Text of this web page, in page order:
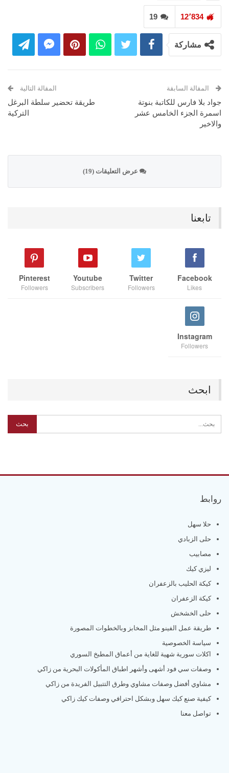
19 12٬834
مشاركة
المقالة السابقة
جواد بلا فارس للكاتبة بنوتة
اسمرة الجزء الخامس عشر
والاخير
المقالة التالية
طريقة تحضير سلطة البرغل
التركية
عرض التعليقات (19)
تابعنا
Facebook
Likes
Twitter
Followers
Youtube
Subscribers
Pinterest
Followers
Instagram
Followers
ابحث
روابط
حلا سهل
حلى الزبادي
مصابيب
ليزي كيك
كيكة الحليب بالزعفران
كيكة الزعفران
حلى الخشخش
طريقة عمل الفينو مثل المخابز وبالخطوات المصورة
سياسة الخصوصية
اكلات سورية شهية للغاية من أعماق المطبخ السوري
وصفات سي فود أشهى وأشهر اطباق المأكولات البحرية من زاكي
مشاوي أفضل وصفات مشاوي وطرق التتبيل الفريدة من زاكي
كيفية صنع كيك سهل وبشكل احترافي وصفات كيك زاكي
تواصل معنا